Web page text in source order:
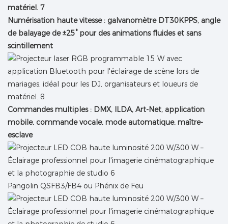
Numérisation haute vitesse : galvanomètre DT30KPPS, angle
de balayage de ±25° pour des animations fluides et sans
scintillement
Commandes multiples : DMX, ILDA, Art-Net, application
mobile, commande vocale, mode automatique, maître-
esclave
Pangolin QSFB3/FB4 ou Phénix de Feu